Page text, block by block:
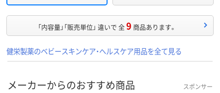
「内容量」「販売単位」 違いで 全9 商品あります。
健栄製薬のベビースキンケア・ヘルスケア用品を全て見る
メーカーからのおすすめ商品 スポンサー